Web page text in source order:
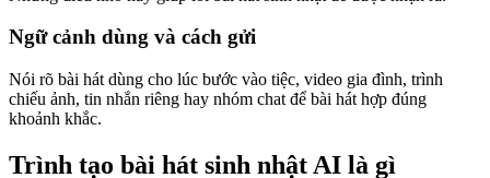
Ngữ cảnh dùng và cách gửi
Nói rõ bài hát dùng cho lúc bước vào tiệc, video gia đình, trình
chiếu ảnh, tin nhắn riêng hay nhóm chat để bài hát hợp đúng
khoảnh khắc.
Trình tạo bài hát sinh nhật AI là gì